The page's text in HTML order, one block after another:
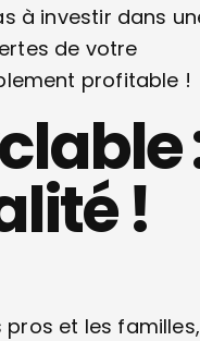
à investir dans
de votre
profitable !
!
et les familles,